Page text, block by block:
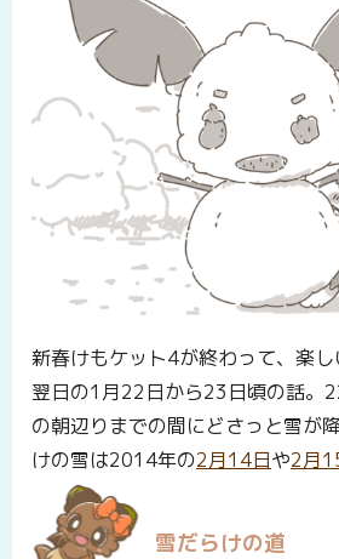
新春けもケット4が終わって、楽
翌日の1月22日から23日頃の話。
の朝辺りまでの間にどさっと雪が
けの雪は2014年の2月14日や2月
雪だらけの道